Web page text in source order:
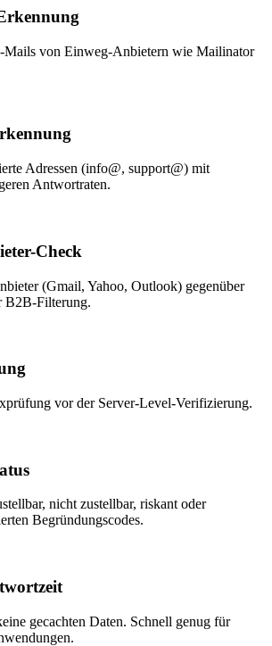
Mails von Einweg-Anbietern wie Mailinator
Adressen (info@, support@) mit
Antwortraten.
Check
(Gmail, Yahoo, Outlook) gegenüber
B2B-Filterung.
vor der Server-Level-Verifizierung.
nicht zustellbar, riskant oder
Begründungscodes.
gecachten Daten. Schnell genug für